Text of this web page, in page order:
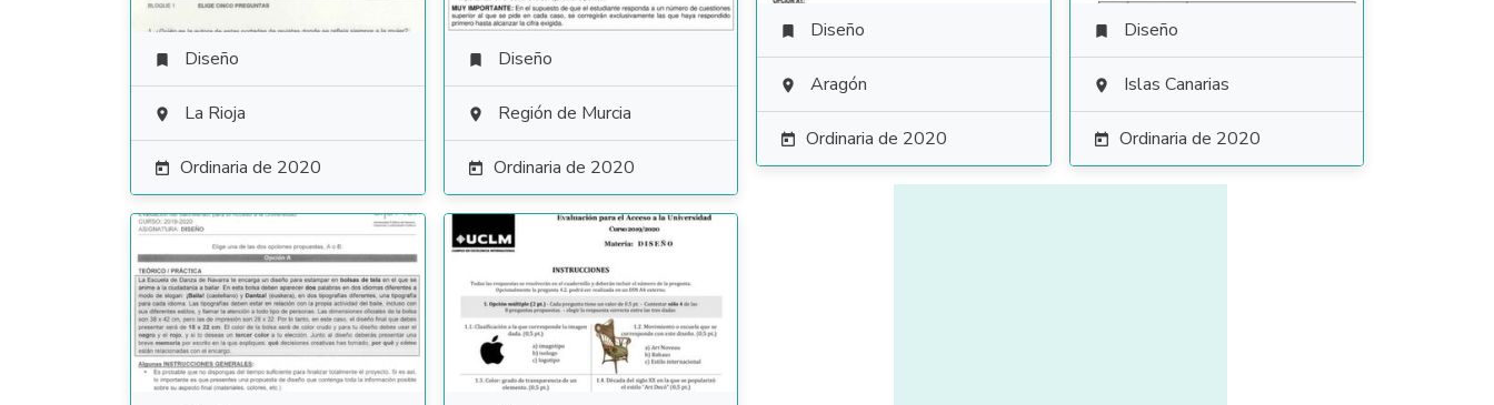
 Diseño
 Aragón
 Ordinaria de 2020
 Diseño
 Islas Canarias
 Ordinaria de 2020
 Diseño
 La Rioja
 Ordinaria de 2020
 Diseño
 Región de Murcia
 Ordinaria de 2020